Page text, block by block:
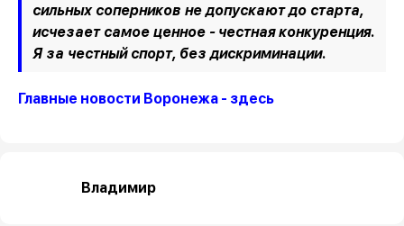
сильных соперников не допускают до старта,
исчезает самое ценное - честная конкуренция.
Я за честный спорт, без дискриминации.
Главные новости Воронежа - здесь
Владимир